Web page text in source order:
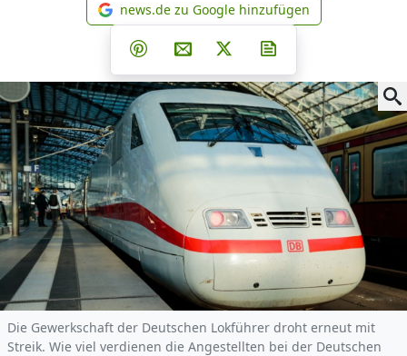
news.de zu Google
news.de zu Google hinzufügen
Teilen auf Facebook
Teilen auf Whatsapp
Teilen auf Telegram
Teilen auf Pinterest
Per E-Mail teilen
Post auf X
Die Gewerkschaft der Deutschen Lokführer droht erneut mit
Streik. Wie viel verdienen die Angestellten bei der Deutschen